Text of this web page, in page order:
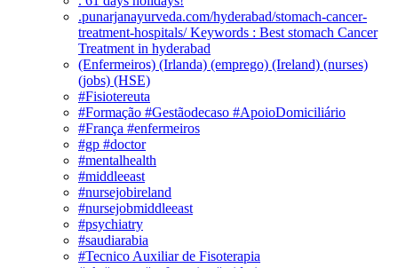
.punarjanayurveda.com/hyderabad/stomach-cancer-
treatment-hospitals/ Keywords : Best stomach Cancer
Treatment in hyderabad
(Enfermeiros) (Irlanda) (emprego) (Ireland) (nurses)
(jobs) (HSE)
#Fisiotereuta
#Formação #Gestãodecaso #ApoioDomiciliário
#França #enfermeiros
#gp #doctor
#mentalhealth
#middleeast
#nursejobireland
#nursejobmiddleeast
#psychiatry
#saudiarabia
#Tecnico Auxiliar de Fisoterapia